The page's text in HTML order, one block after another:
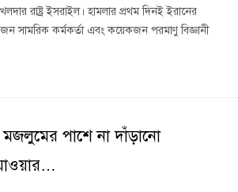
রাষ্ট্র ইসরাইল। হামলার প্রথম দিনই ইরানের
সামরিক কর্মকর্তা এবং কয়েকজন পরমাণু বিজ্ঞানী
মজলুমের পাশে না দাঁড়ানো